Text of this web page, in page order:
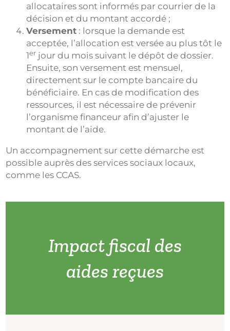
allocataires sont informés par courrier de la
décision et du montant accordé ;
Versement : lorsque la demande est
acceptée, l’allocation est versée au plus tôt le
1er jour du mois suivant le dépôt de dossier.
Ensuite, son versement est mensuel,
directement sur le compte bancaire du
bénéficiaire. En cas de modification des
ressources, il est nécessaire de prévenir
l’organisme financeur afin d’ajuster le
montant de l’aide.
Un accompagnement sur cette démarche est
possible auprès des services sociaux locaux,
comme les CCAS.
Impact fiscal des
aides reçues